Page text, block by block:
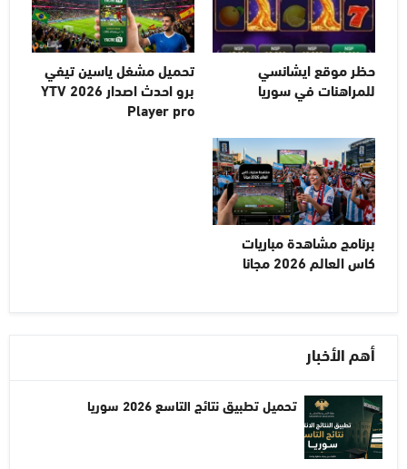
حظر موقع ايشانسي
للمراهنات في سوريا
تحميل مشغل ياسين تيفي
برو احدث اصدار 2026 YTV
Player pro
برنامج مشاهدة مباريات
كاس العالم 2026 مجانا
أهم الأخبار
تحميل تطبيق نتائج التاسع 2026 سوريا